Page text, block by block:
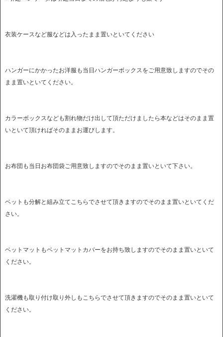
衣装ケースなど服などは入ったまま置いといてください
ハンガーにかかったお洋服も当日ハンガーボックスをご用意致しますのでその
まま置いといてください。
カラーボックスなども割れ物だけ出して頂ただけましたら本などはそのまま置
いといて頂ければそのままお運びします。
お布団も当日お布団袋ご用意致しますのでそのまま置いといて下さい。
ベットも分解と組み立てこちらでさせて頂きますのでそのまま置いといてくだ
さい。
ベットマットもベットマットカバーをお持ち致しますのでそのまま置いといて
ください。
洗濯機も取り付け取り外しもこちらでさせて頂きますのでそのまま置いといて
ください。